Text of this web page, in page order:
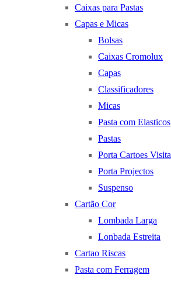
Caixas para Pastas
Capas e Micas
Bolsas
Caixas Cromolux
Capas
Classificadores
Micas
Pasta com Elasticos
Pastas
Porta Cartoes Visita
Porta Projectos
Suspenso
Cartão Cor
Lombada Larga
Lonbada Estreita
Cartao Riscas
Pasta com Ferragem